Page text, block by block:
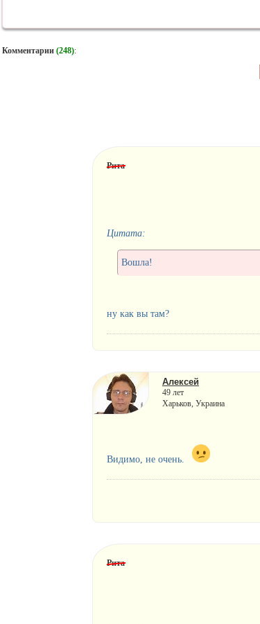
Комментарии (248):
Рита
Цитата:
Вошла!
ну как вы там?
Алексей
49 лет
Харьков, Украина
Видимо, не очень.
Рита